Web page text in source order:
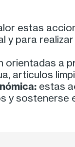
estas
y para
a
artículos
estas
y